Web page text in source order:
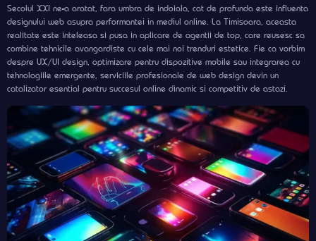
Secolul XXI ne-a aratat, fara umbra de indoiala, cat de profunda este influenta
designului web asupra performantei in mediul online. La Timisoara, aceasta
realitate este inteleasa si pusa in aplicare de agentii de top, care reusesc sa
combine tehnicile avangardiste cu cele mai noi trenduri estetice. Fie ca vorbim
despre UX/UI design, optimizare pentru dispozitive mobile sau integrarea cu
tehnologiile emergente, serviciile profesionale de web design devin un
catalizator esential pentru succesul online dinamic si competitiv de astazi.